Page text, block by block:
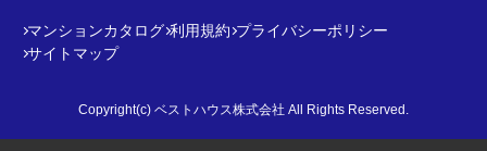
マンションカタログ 利用規約 プライバシーポリシー
サイトマップ
Copyright(c) ベストハウス株式会社 All Rights Reserved.